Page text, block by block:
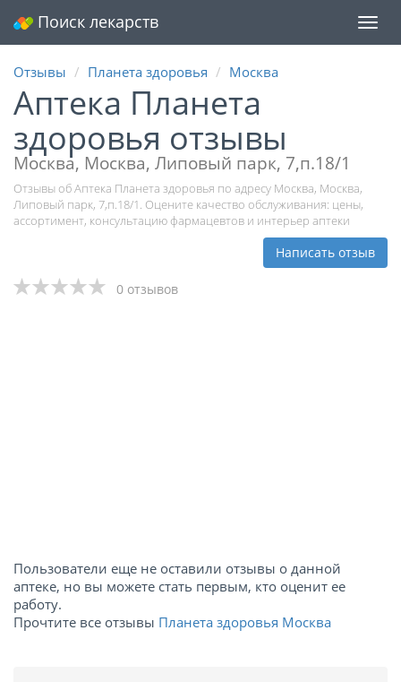
Поиск лекарств
Отзывы Планета здоровья Москва
Аптека Планета
здоровья отзывы
Москва, Москва, Липовый парк, 7,п.18/1
Отзывы об Аптека Планета здоровья по адресу Москва, Москва,
Липовый парк, 7,п.18/1. Оцените качество обслуживания: цены,
ассортимент, консультацию фармацевтов и интерьер аптеки
Написать отзыв
0 отзывов
Пользователи еще не оставили отзывы о данной
аптеке, но вы можете стать первым, кто оценит ее
работу.
Прочтите все отзывы Планета здоровья Москва